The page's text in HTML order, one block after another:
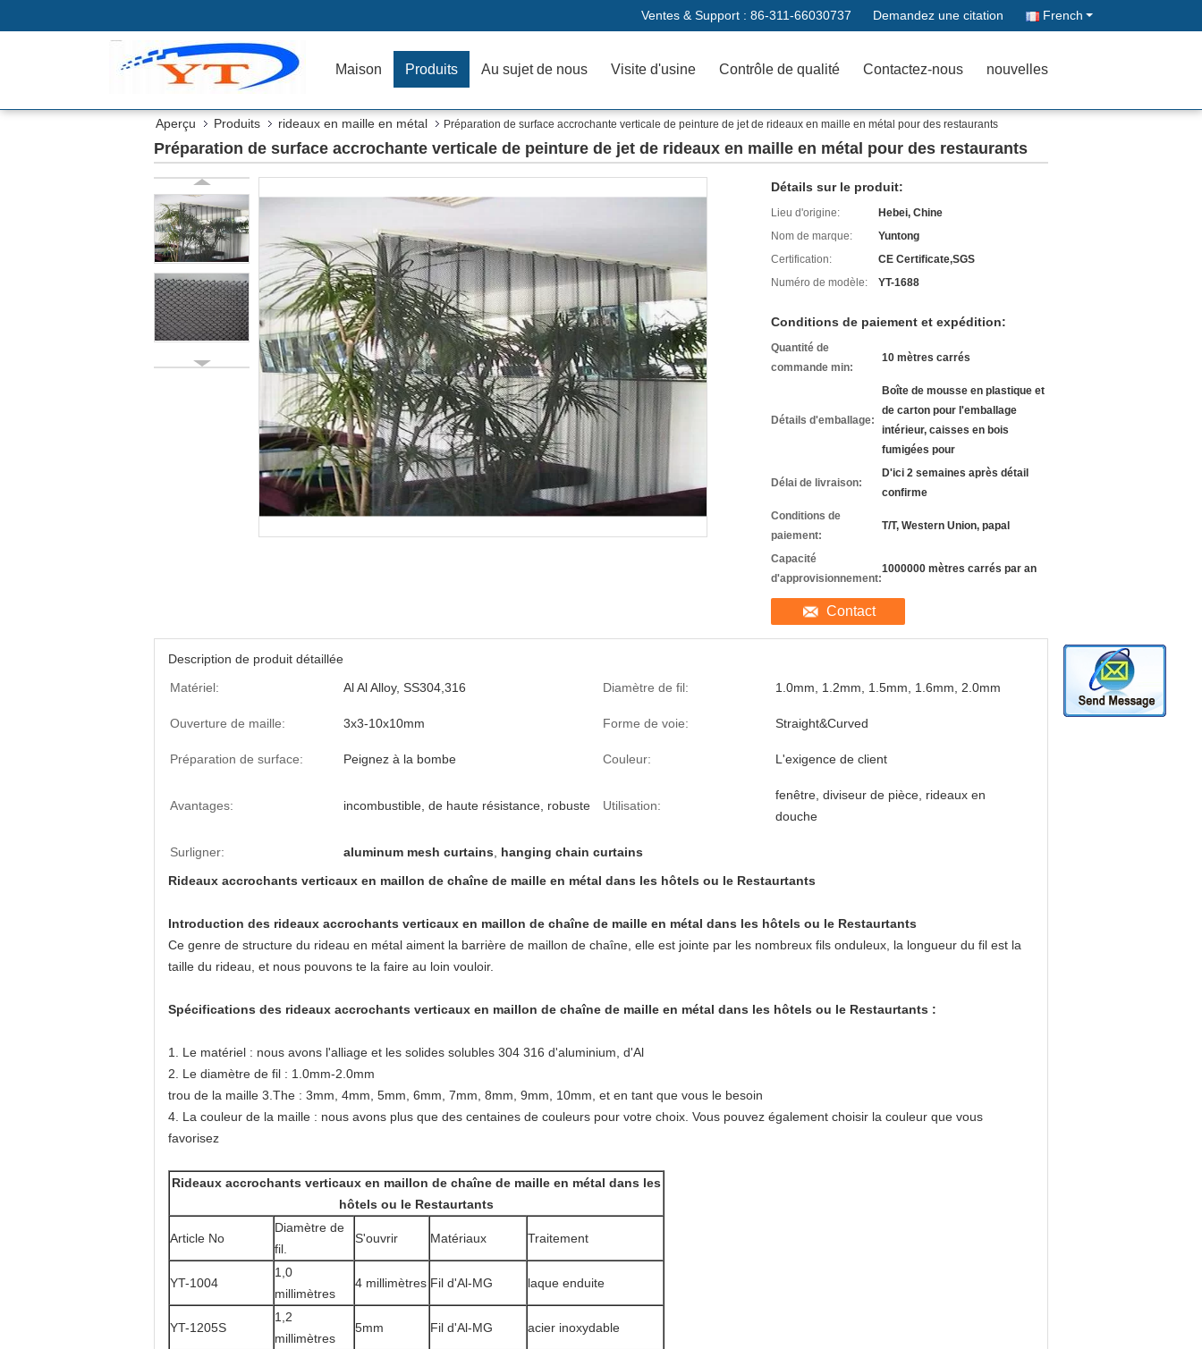
Ventes & Support : 86-311-66030737 Demandez une citation French
Maison Produits Au sujet de nous Visite d'usine Contrôle de qualité Contactez-nous nouvelles
Aperçu Produits rideaux en maille en métal Préparation de surface accrochante verticale de peinture de jet de rideaux en maille en métal pour des restaurants
Préparation de surface accrochante verticale de peinture de jet de rideaux en maille en métal pour des restaurants
Détails sur le produit:
Lieu d'origine:
Hebei, Chine
Nom de marque:
Yuntong
Certification:
CE Certificate,SGS
Numéro de modèle:
YT-1688
Conditions de paiement et expédition:
Quantité de
commande min:
10 mètres carrés
Détails d'emballage:
Boîte de mousse en plastique et
de carton pour l'emballage
intérieur, caisses en bois
fumigées pour
Délai de livraison:
D'ici 2 semaines après détail
confirme
Conditions de
paiement:
T/T, Western Union, papal
Capacité
d'approvisionnement:
1000000 mètres carrés par an
Contact
Description de produit détaillée
Matériel:
Al Al Alloy, SS304,316 Diamètre de fil: 1.0mm, 1.2mm, 1.5mm, 1.6mm, 2.0mm
Ouverture de maille: 3x3-10x10mm Forme de voie: Straight&Curved
Préparation de surface: Peignez à la bombe Couleur: L'exigence de client
Avantages: incombustible, de haute résistance, robuste Utilisation:
fenêtre, diviseur de pièce, rideaux en
douche
Surligner: aluminum mesh curtains
hanging chain curtains
Rideaux accrochants verticaux en maillon de chaîne de maille en métal dans les hôtels ou le Restaurtants
Introduction des rideaux accrochants verticaux en maillon de chaîne de maille en métal dans les hôtels ou le Restaurtants
Ce genre de structure du rideau en métal aiment la barrière de maillon de chaîne, elle est jointe par les nombreux fils onduleux, la longueur du fil est la
taille du rideau, et nous pouvons te la faire au loin vouloir.
Spécifications des rideaux accrochants verticaux en maillon de chaîne de maille en métal dans les hôtels ou le Restaurtants :
1. Le matériel : nous avons l'alliage et les solides solubles 304 316 d'aluminium, d'Al
2. Le diamètre de fil : 1.0mm-2.0mm
trou de la maille 3.The : 3mm, 4mm, 5mm, 6mm, 7mm, 8mm, 9mm, 10mm, et en tant que vous le besoin
4. La couleur de la maille : nous avons plus que des centaines de couleurs pour votre choix. Vous pouvez également choisir la couleur que vous
favorisez
Rideaux accrochants verticaux en maillon de chaîne de maille en métal dans les
hôtels ou le Restaurtants
Article No
Diamètre de
fil.
S'ouvrir Matériaux Traitement
YT-1004
1,0
millimètres
4 millimètres Fil d'Al-MG laque enduite
YT-1205S
1,2
millimètres
5mm Fil d'Al-MG acier inoxydable